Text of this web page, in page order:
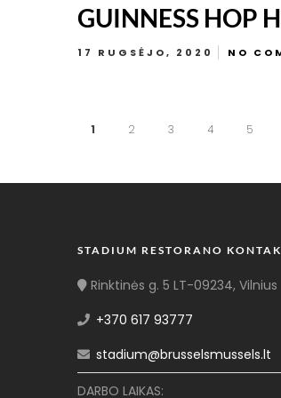
GUINNESS HOP
17 RUGSĖJO, 2020 NO
1 2 3 4 5
STADIUM RESTORANO
Rinktinės g. 5 LT-09234, Vilnius
+370 617 93777
stadium@brusselsmussels.lt
DARBO LAIKAS: